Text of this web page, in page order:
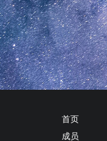
首页
成员